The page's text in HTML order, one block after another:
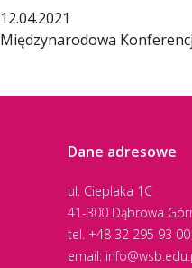
12.04.2021
Międzynarodowa
Dane adresowe
ul. Cieplaka 1C
41-300 Dąbrowa
tel. +48 32 295 93 00
email: